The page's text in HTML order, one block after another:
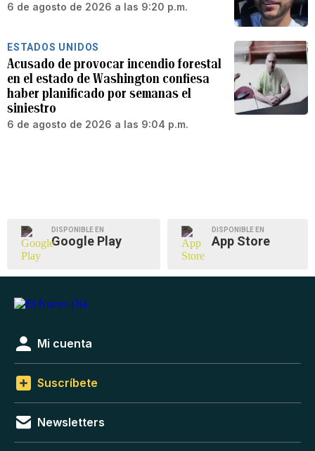
6 de agosto de 2026 a las 9:20 p.m.
ESTADOS UNIDOS
Acusado de provocar incendio forestal
en el estado de Washington confiesa
haber planificado por semanas el
siniestro
6 de agosto de 2026 a las 9:04 p.m.
DISPONIBLE EN
Google Play
DISPONIBLE EN
App Store
Mi cuenta
Suscríbete
Newsletters